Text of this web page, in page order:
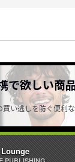
で欲しい商
買い逃しを防ぐ便利
詳しくはこち